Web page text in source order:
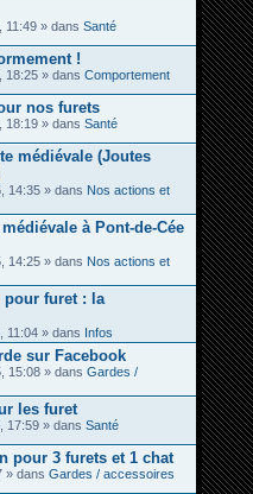
» dans Santé
!
18:25 » dans Comportement
nos furets
18:19 » dans Santé
médiévale (Joutes
14:35 » dans Nos actions et
à Pont-de-Cée
14:25 » dans Nos actions et
pour furet : la
11:04 » dans Infos
sur Facebook
15:08 » dans Gardes /
les furet
17:59 » dans Santé
pour 3 furets et 1 chat
» dans Gardes / accessoires